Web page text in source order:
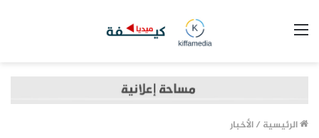
الرئيسية /الأخبار